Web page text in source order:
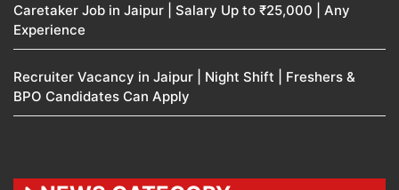
Caretaker Job in Jaipur | Salary Up to ₹25,000 | Any
Experience
Recruiter Vacancy in Jaipur | Night Shift | Freshers &
BPO Candidates Can Apply